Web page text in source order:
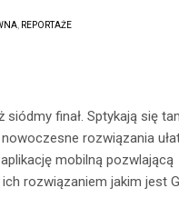
REPORTAŻE
finał. Sptykają się
rozwiązania
mobilną pozwlającą
rozwiązaniem jakim jest